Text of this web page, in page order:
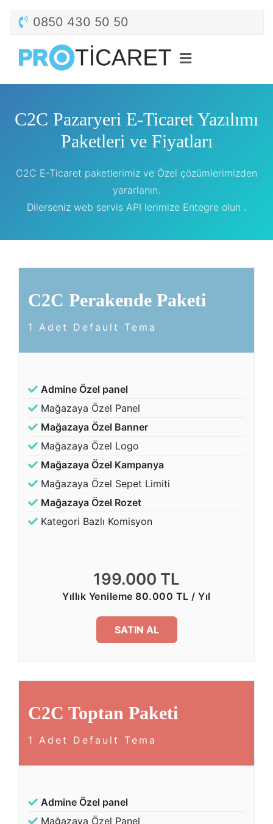
0850 430 50 50
C2C Pazaryeri E-Ticaret Yazılımı
Paketleri ve Fiyatları
C2C E-Ticaret paketlerimiz ve Özel çözümlerimizden
yararlanın.
Dilerseniz web servis API lerimize Entegre olun .
C2C Perakende Paketi
1 Adet Default Tema
Admine Özel panel
Mağazaya Özel Panel
Mağazaya Özel Banner
Mağazaya Özel Logo
Mağazaya Özel Kampanya
Mağazaya Özel Sepet Limiti
Mağazaya Özel Rozet
Kategori Bazlı Komisyon
199.000 TL
Yıllık Yenileme 80.000 TL / Yıl
SATIN AL
C2C Toptan Paketi
1 Adet Default Tema
Admine Özel panel
Mağazaya Özel Panel